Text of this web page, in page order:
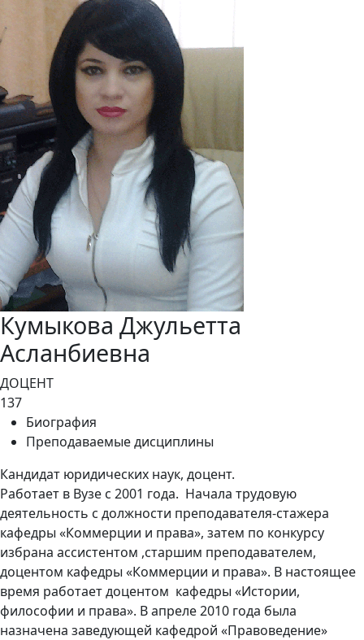
Кумыкова Джульетта
Асланбиевна
ДОЦЕНТ
137
Биография
Преподаваемые дисциплины
Кандидат юридических наук, доцент.
Работает в Вузе с 2001 года. Начала трудовую
деятельность с должности преподавателя-стажера
кафедры «Коммерции и права», затем по конкурсу
избрана ассистентом ,старшим преподавателем,
доцентом кафедры «Коммерции и права». В настоящее
время работает доцентом кафедры «Истории,
философии и права». В апреле 2010 года была
назначена заведующей кафедрой «Правоведение»